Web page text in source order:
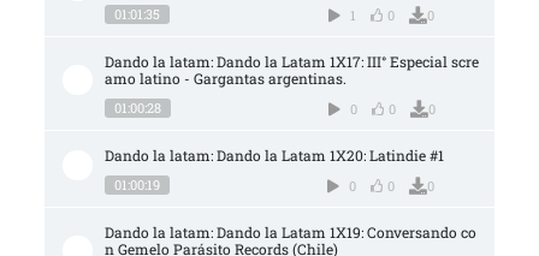
01:01:35 1 0 0
Dando la latam: Dando la Latam 1X17: III° Especial scre
amo latino - Gargantas argentinas.
01:00:28 0 0 0
Dando la latam: Dando la Latam 1X20: Latindie #1
01:00:19 0 0 0
Dando la latam: Dando la Latam 1X19: Conversando co
n Gemelo Parásito Records (Chile)